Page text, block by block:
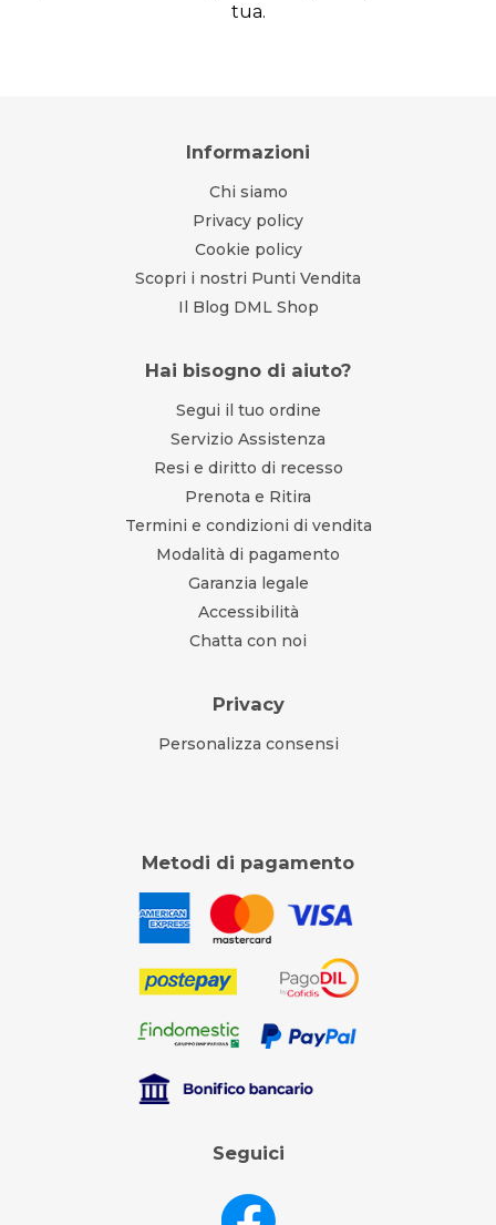
tua.
Informazioni
Chi siamo
Privacy policy
Cookie policy
Scopri i nostri Punti Vendita
Il Blog DML Shop
Hai bisogno di aiuto?
Segui il tuo ordine
Servizio Assistenza
Resi e diritto di recesso
Prenota e Ritira
Termini e condizioni di vendita
Modalità di pagamento
Garanzia legale
Accessibilità
Chatta con noi
Privacy
Personalizza consensi
Metodi di pagamento
Seguici